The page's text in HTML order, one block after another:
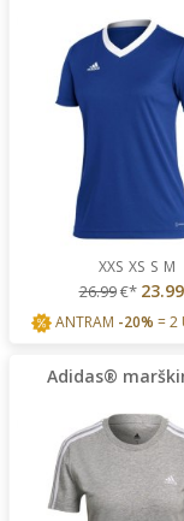
XXS XS S M
26.99€*
ANTRAM -20% = 2
Adidas®